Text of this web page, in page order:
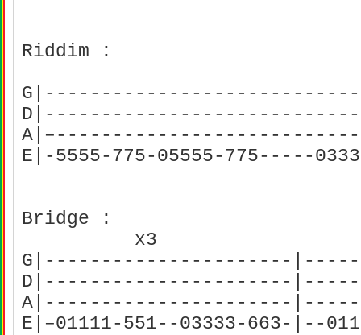
Riddim :
E|-5555-775-05555-775-----
Bridge :
x3
G|----------------------
D|----------------------
A|----------------------
E|–01111-551--03333-663-|--